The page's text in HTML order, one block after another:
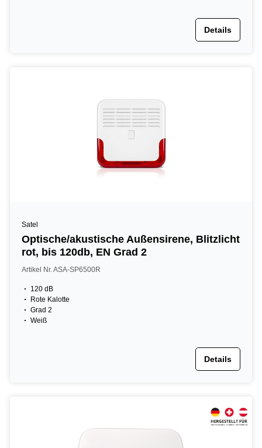
Details
Satel
Optische/akustische Außensirene, Blitzlicht
rot, bis 120db, EN Grad 2
Artikel Nr. ASA-SP6500R
120 dB
Rote Kalotte
Grad 2
Weiß
Details